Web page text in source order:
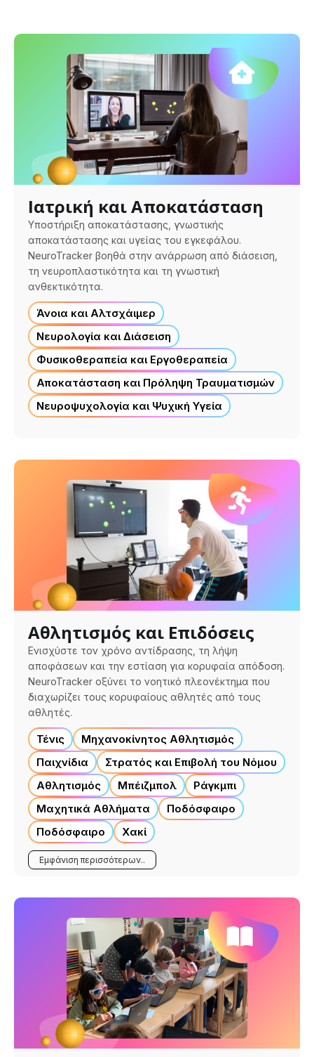
Ιατρική και Αποκατάσταση
Υποστήριξη αποκατάστασης, γνωστικής
αποκατάστασης και υγείας του εγκεφάλου.
NeuroTracker βοηθά στην ανάρρωση από διάσειση,
τη νευροπλαστικότητα και τη γνωστική
ανθεκτικότητα.
Άνοια και Αλτσχάιμερ
Νευρολογία και Διάσειση
Φυσικοθεραπεία και Εργοθεραπεία
Αποκατάσταση και Πρόληψη Τραυματισμών
Νευροψυχολογία και Ψυχική Υγεία
Αθλητισμός και Επιδόσεις
Ενισχύστε τον χρόνο αντίδρασης, τη λήψη
αποφάσεων και την εστίαση για κορυφαία απόδοση.
NeuroTracker οξύνει το νοητικό πλεονέκτημα που
διαχωρίζει τους κορυφαίους αθλητές από τους
αθλητές.
Τένις
Μηχανοκίνητος Αθλητισμός
Παιχνίδια
Στρατός και Επιβολή του Νόμου
Αθλητισμός
Μπέιζμπολ
Ράγκμπι
Μαχητικά Αθλήματα
Ποδόσφαιρο
Ποδόσφαιρο
Χακί
Εμφάνιση περισσότερων..